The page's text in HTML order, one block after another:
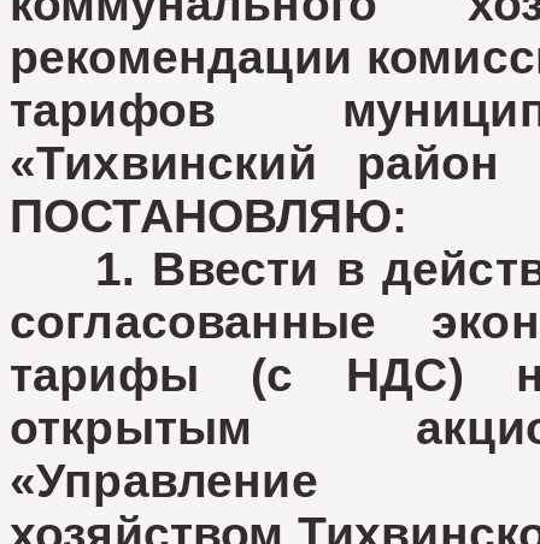
рекомендации
тарифов
«Тихвинский район
ПОСТАНОВЛЯЮ:
1. Ввести в
согласованные
тарифы (с НДС)
открытым
«Управление